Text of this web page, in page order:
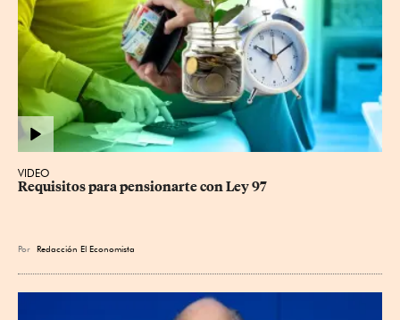
VIDEO
Requisitos para pensionarte con Ley 97
Por Redacción El Economista